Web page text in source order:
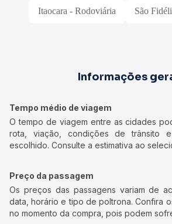
Itaocara - Rodoviária São
Informações
Tempo médio de viagem
O tempo de viagem entre as cidades
rota, viação, condições de trânsito
escolhido. Consulte a estimativa ao
Preço da passagem
Os preços das passagens variam de
data, horário e tipo de poltrona. Confira
no momento da compra, pois podem